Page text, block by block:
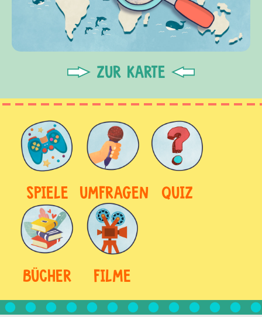
ZUR KARTE
SPIELE UMFRAGEN QUIZ
BÜCHER FILME